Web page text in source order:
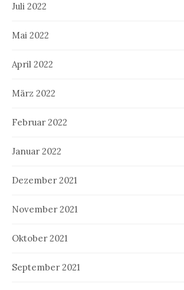
Juli 2022
Mai 2022
April 2022
März 2022
Februar 2022
Januar 2022
Dezember 2021
November 2021
Oktober 2021
September 2021